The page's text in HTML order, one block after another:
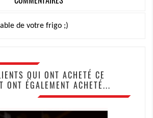
de votre frigo ;)
QUI ONT ACHETÉ CE
ONT ÉGALEMENT ACHETÉ...